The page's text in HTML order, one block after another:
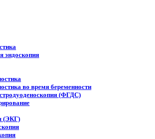
эндоскопия
во время беременности
(ФГДС)
(ЭКГ)